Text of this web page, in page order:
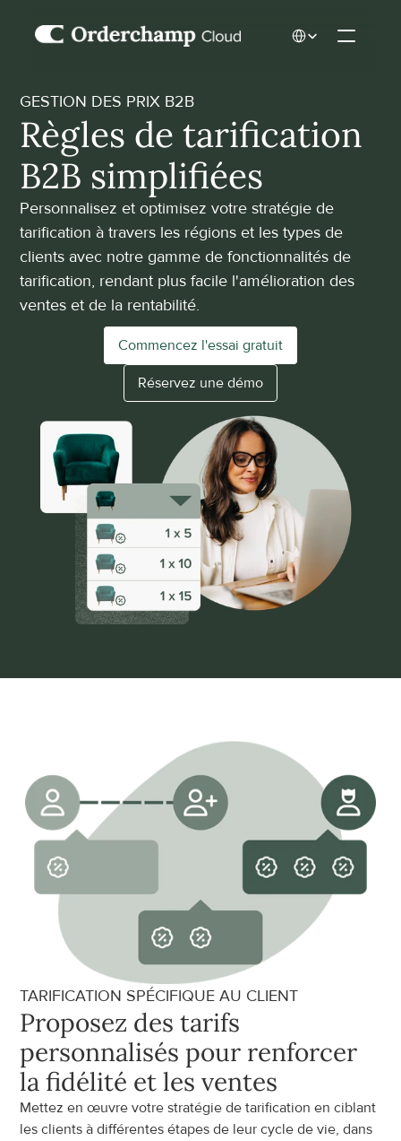
GESTION DES PRIX B2B
Règles de tarification
B2B simplifiées
Personnalisez et optimisez votre stratégie de
tarification à travers les régions et les types de
clients avec notre gamme de fonctionnalités de
tarification, rendant plus facile l'amélioration des
ventes et de la rentabilité.
Commencez l'essai gratuit
Réservez une démo
TARIFICATION SPÉCIFIQUE AU CLIENT
Proposez des tarifs
personnalisés pour renforcer
la fidélité et les ventes
Mettez en œuvre votre stratégie de tarification en ciblant
les clients à différentes étapes de leur cycle de vie, dans